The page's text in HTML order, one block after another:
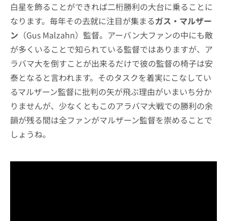
白星を飾ることができれば二桁勝利の大台に乗ることに
なります。毎年その去就に注目が集まるガス・マルザー
ン （Gus Malzahn）監督。アーバン大ファンの中にも敵
が多くいることで知られている監督ではありますが、ア
ラバマ大を倒すことが出来るだけで彼の監督の椅子は安
泰となると言われます。そのタスクを着実にこなしてい
るマルザーン監督に批判の矢が飛ぶ理由がいまいち分か
りませんが、少なくともこのアラバマ大戦での勝利の余
韻が残る間は全ファンがマルザーン監督を崇めることで
しょうね。